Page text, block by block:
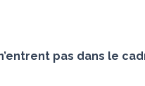
pas dans le